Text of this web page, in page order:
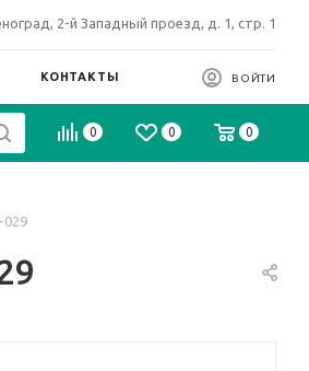
2-й Западный проезд, д. 1, стр. 1
КОНТАКТЫ ВОЙТИ
0 0 0